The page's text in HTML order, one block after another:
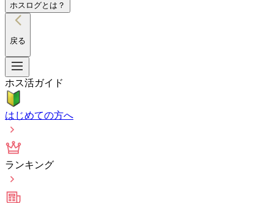
ホスログとは？
戻る
ホス活ガイド
はじめての方へ
ランキング